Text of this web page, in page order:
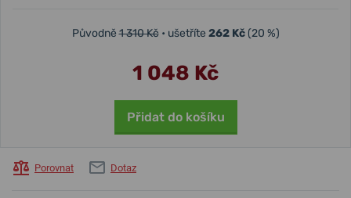
Původně1 310 Kč • ušetříte 262 Kč(20 %)
1 048 Kč
Přidat do košíku
Porovnat Dotaz